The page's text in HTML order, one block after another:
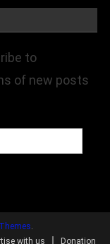
to
of new posts
.
with us Donation